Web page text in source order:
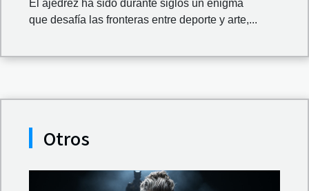
El ajedrez ha sido durante siglos un enigma
que desafía las fronteras entre deporte y arte,...
Otros